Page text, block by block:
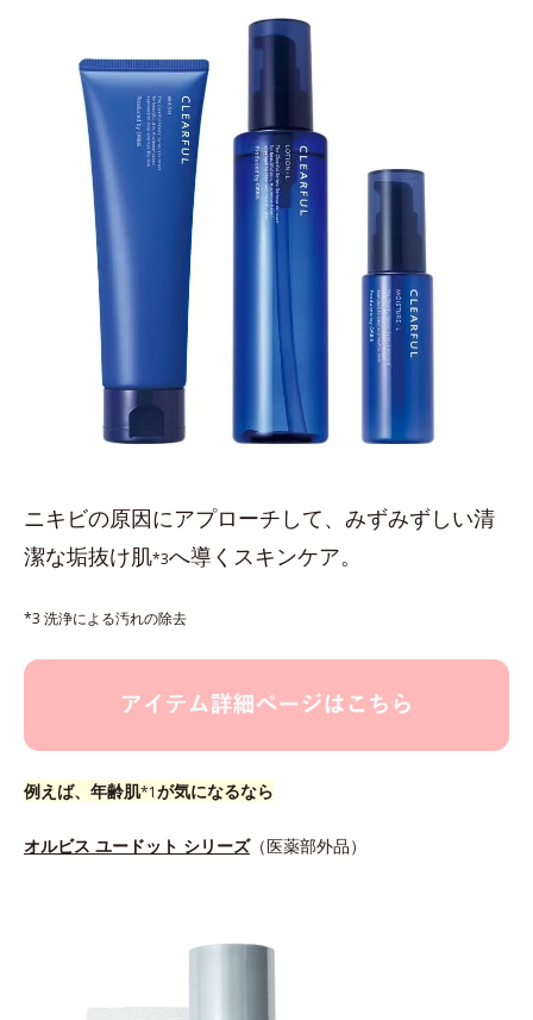
ニキビの原因にアプローチして、みずみずしい清
潔な垢抜け肌*3へ導くスキンケア。
*3 洗浄による汚れの除去
例えば、年齢肌*1が気になるなら
オルビス ユードット シリーズ（医薬部外品）